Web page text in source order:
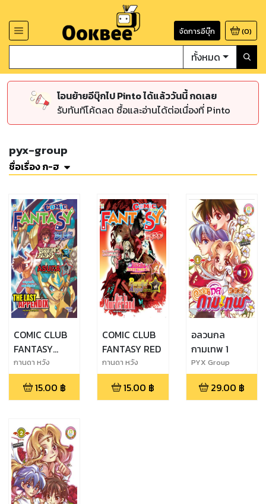
จัดการอีบุ๊ก (0)
ทั้งหมด
โอนย้ายอีบุ๊กไป Pinto ได้แล้ววันนี้ กดเลย
รับทันทีโค้ดลด ซื้อและอ่านได้ต่อเนื่องที่ Pinto
pyx-group
ชื่อเรื่อง ก-ฮ
COMIC CLUB
FANTASY
BLUE
กานดา หวัง
ดี,Nair,PYX Group
15.00 ฿
COMIC CLUB
FANTASY RED
กานดา หวัง
ดี,Nair,PYX Group
15.00 ฿
อลวนกล
กามเทพ 1
PYX Group
29.00 ฿